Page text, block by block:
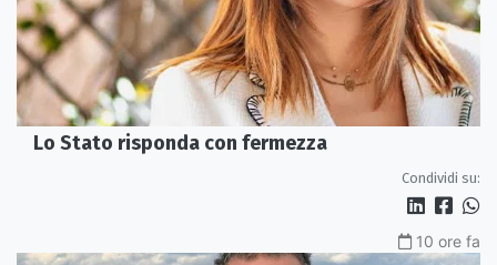
Lo Stato risponda con fermezza
Condividi su:
10 ore fa